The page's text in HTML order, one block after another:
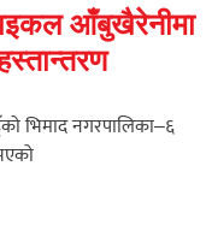
आँबुखैरेनीमा
भिमाद नगरपालिका–६